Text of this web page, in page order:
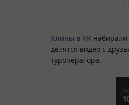
Клипы в VK набирали
делятся видео с
туроператора.